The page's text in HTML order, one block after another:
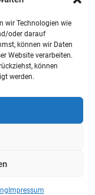
wir Technologien wie
oder darauf
können wir Daten
Website verarbeiten.
können
werden.
Impressum